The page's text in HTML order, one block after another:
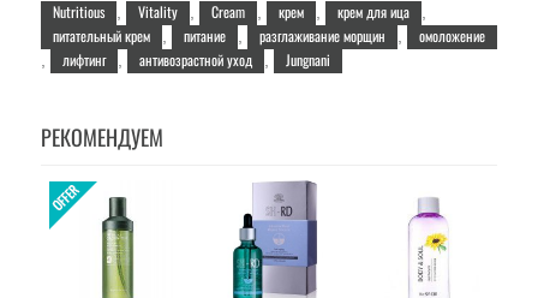
Nutritious
Vitality Cream крем крем для ица
питательный крем питание разглаживание морщин омоложение
лифтинг антивозрастной уход Jungnani
РЕКОМЕНДУЕМ